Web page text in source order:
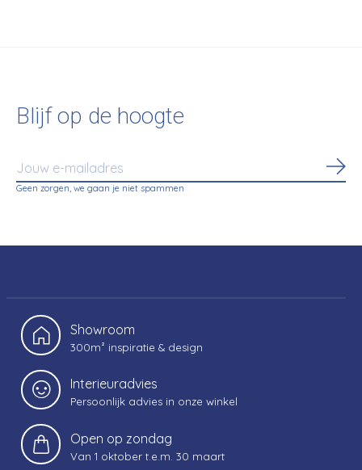
Blijf op de hoogte
Geen zorgen, we gaan je niet spammen
Showroom
300m² inspiratie & design
Interieuradvies
Persoonlijk advies in onze winkel
Open op zondag
Van 1 oktober t.e.m. 30 maart